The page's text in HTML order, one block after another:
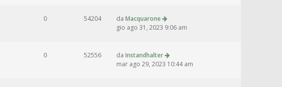
0 54204 da Macquarone
gio ago 31, 2023 9:06 am
0 52556 da Instandhalter
mar ago 29, 2023 10:44 am